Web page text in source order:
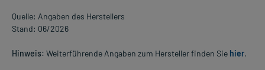
Quelle: Angaben des Herstellers
Stand: 06/2026
Hinweis: Weiterführende Angaben zum Hersteller finden Sie hier.